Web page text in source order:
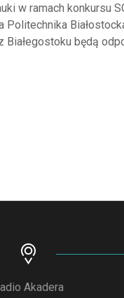
w ramach konkursu
Politechnika
Białegostoku będą
Akadera